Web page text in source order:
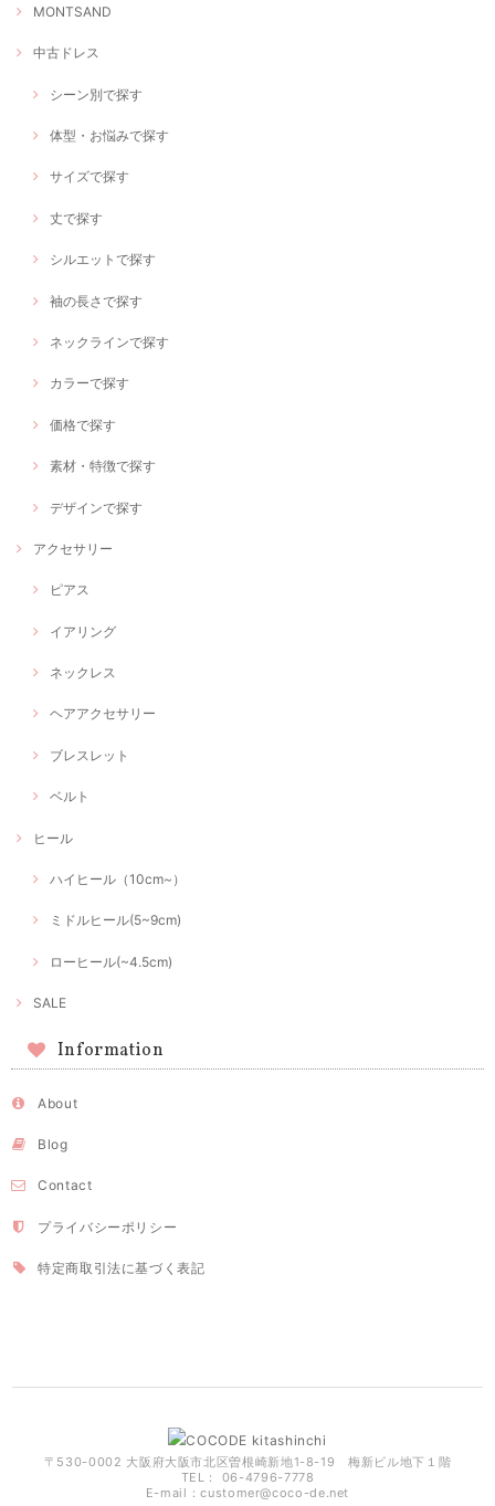
MONTSAND
中古ドレス
シーン別で探す
体型・お悩みで探す
サイズで探す
丈で探す
シルエットで探す
袖の長さで探す
ネックラインで探す
カラーで探す
価格で探す
素材・特徴で探す
デザインで探す
アクセサリー
ピアス
イアリング
ネックレス
ヘアアクセサリー
ブレスレット
ベルト
ヒール
ハイヒール（10cm~）
ミドルヒール(5~9cm)
ローヒール(~4.5cm)
SALE
Information
About
Blog
Contact
プライバシーポリシー
特定商取引法に基づく表記
〒530-0002 大阪府大阪市北区曽根崎新地1-8-19 梅新ビル地下１階
TEL： 06-4796-7778
E-mail：customer@coco-de.net